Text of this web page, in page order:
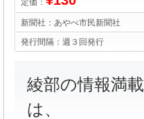
定価：
新聞社： あやべ市民新聞社
発行間隔： 週３回発行
綾部の情報
は、